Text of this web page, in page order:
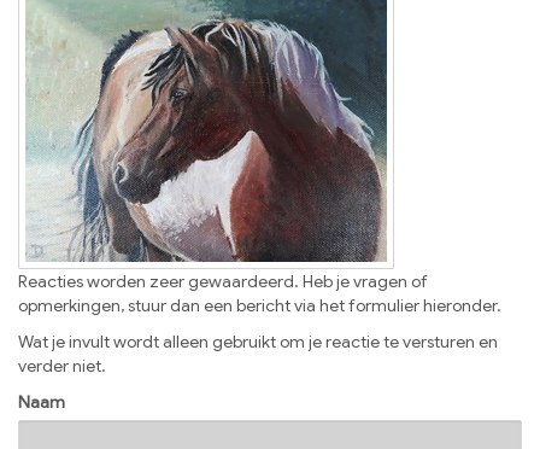
Reacties worden zeer gewaardeerd. Heb je vragen of
opmerkingen, stuur dan een bericht via het formulier hieronder.
Wat je invult wordt alleen gebruikt om je reactie te versturen en
verder niet.
Naam